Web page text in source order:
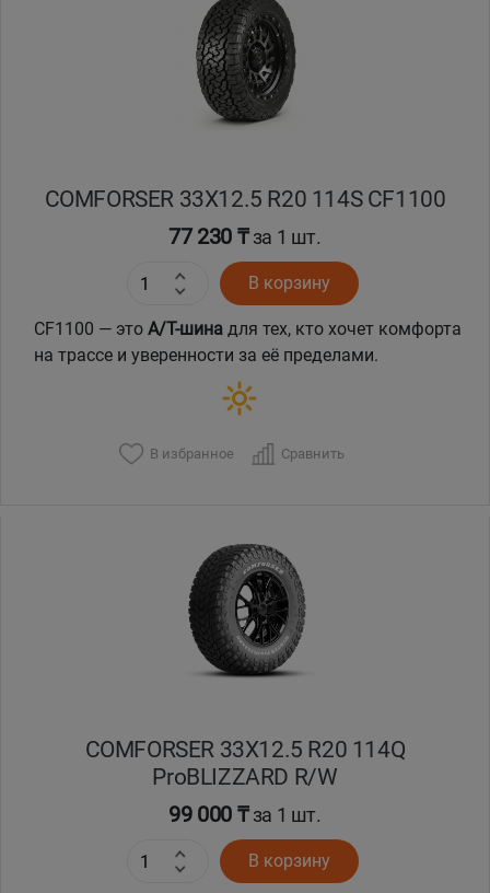
COMFORSER 33X12.5 R20 114S CF1100
77 230 ₸за 1 шт.
В корзину
CF1100 — это A/T-шина для тех, кто хочет комфорта
на трассе и уверенности за её пределами.
В избранное Сравнить
COMFORSER 33X12.5 R20 114Q
ProBLIZZARD R/W
99 000 ₸за 1 шт.
В корзину
Павлодар
Семей